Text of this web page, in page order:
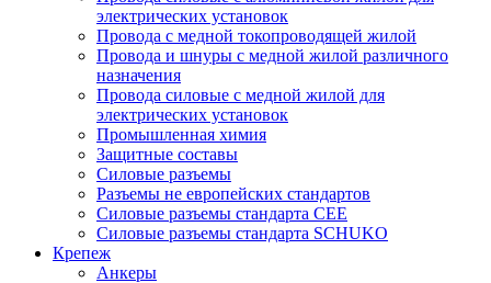
электрических установок
Провода с медной токопроводящей жилой
Провода и шнуры с медной жилой различного
назначения
Провода силовые с медной жилой для
электрических установок
Промышленная химия
Защитные составы
Силовые разъемы
Разъемы не европейских стандартов
Силовые разъемы стандарта CEE
Силовые разъемы стандарта SCHUKO
Крепеж
Анкеры